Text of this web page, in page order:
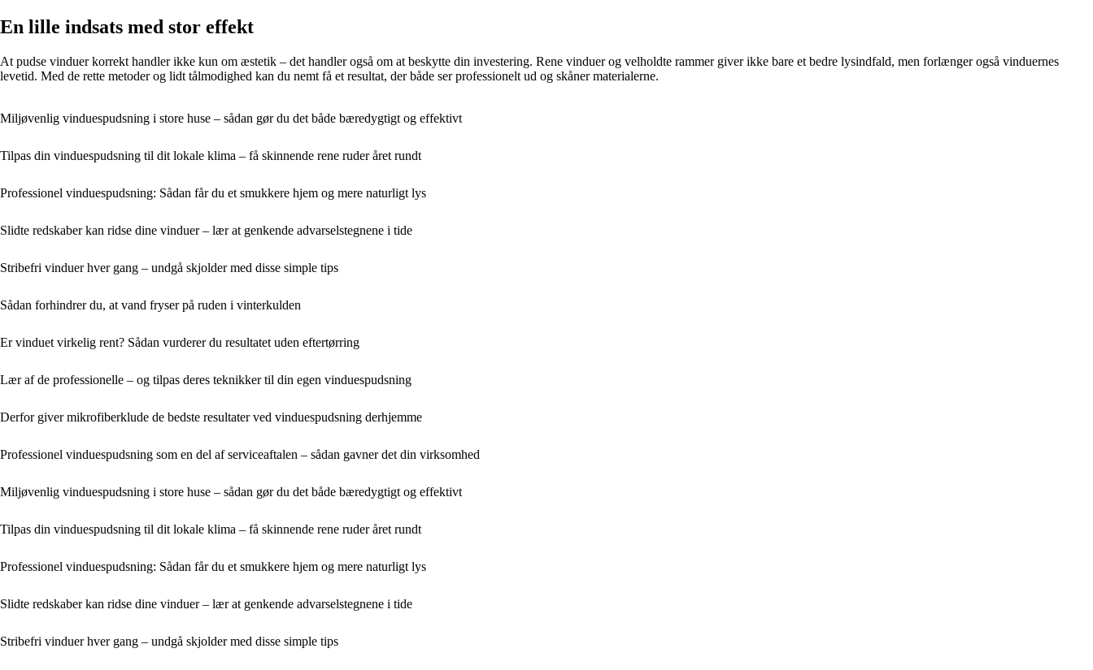
En lille indsats med stor effekt
At pudse vinduer korrekt handler ikke kun om æstetik – det handler også om at beskytte din investering. Rene vinduer og velholdte rammer giver ikke bare et bedre lysindfald, men forlænger også vinduernes
levetid. Med de rette metoder og lidt tålmodighed kan du nemt få et resultat, der både ser professionelt ud og skåner materialerne.
Miljøvenlig vinduespudsning i store huse – sådan gør du det både bæredygtigt og effektivt
Tilpas din vinduespudsning til dit lokale klima – få skinnende rene ruder året rundt
Professionel vinduespudsning: Sådan får du et smukkere hjem og mere naturligt lys
Slidte redskaber kan ridse dine vinduer – lær at genkende advarselstegnene i tide
Stribefri vinduer hver gang – undgå skjolder med disse simple tips
Sådan forhindrer du, at vand fryser på ruden i vinterkulden
Er vinduet virkelig rent? Sådan vurderer du resultatet uden eftertørring
Lær af de professionelle – og tilpas deres teknikker til din egen vinduespudsning
Derfor giver mikrofiberklude de bedste resultater ved vinduespudsning derhjemme
Professionel vinduespudsning som en del af serviceaftalen – sådan gavner det din virksomhed
Miljøvenlig vinduespudsning i store huse – sådan gør du det både bæredygtigt og effektivt
Tilpas din vinduespudsning til dit lokale klima – få skinnende rene ruder året rundt
Professionel vinduespudsning: Sådan får du et smukkere hjem og mere naturligt lys
Slidte redskaber kan ridse dine vinduer – lær at genkende advarselstegnene i tide
Stribefri vinduer hver gang – undgå skjolder med disse simple tips